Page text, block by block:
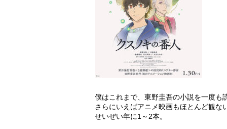
僕はこれまで、東野圭吾の小説を一度も
さらにいえばアニメ映画もほとんど観ない
せいぜい年に1～2本。